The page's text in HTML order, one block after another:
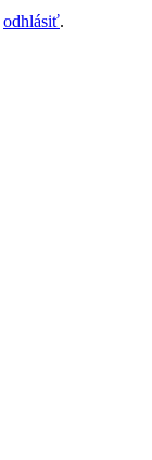
odhlásiť.